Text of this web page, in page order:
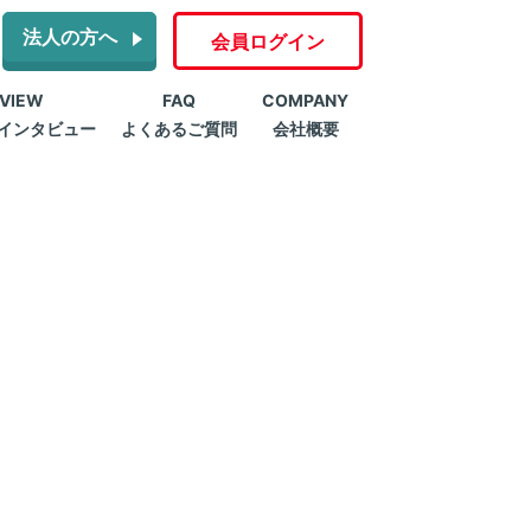
法人の方へ 会員ログイン
ンタビュー
FAQ
よくあるご質問
COMPANY
会社概要